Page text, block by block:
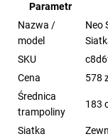
Parametr
Nazwa /
model
Neo
SKU
Cena
578
Średnica
trampoliny
183
Siatka